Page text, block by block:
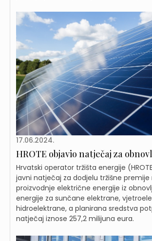
17.06.2024.
HROTE objavio natječaj za
Hrvatski operator tržišta energije
javni natječaj za dodjelu tržišne
proizvodnje električne energije iz
energije za sunčane elektrane,
hidroelektrane, a planirana sredstva
natječaj iznose 257,2 milijuna eura.